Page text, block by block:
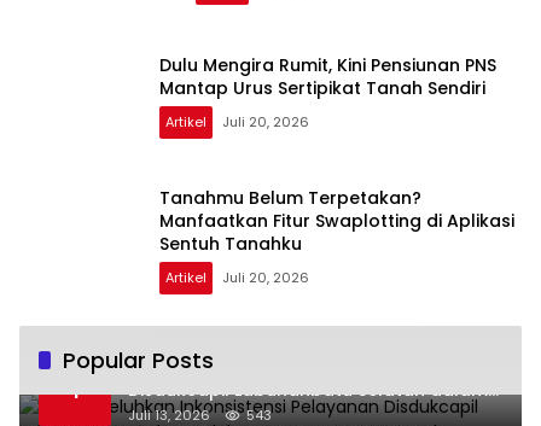
Dulu Mengira Rumit, Kini Pensiunan PNS
Mantap Urus Sertipikat Tanah Sendiri
Artikel Juli 20, 2026
Tanahmu Belum Terpetakan?
Manfaatkan Fitur Swaplotting di Aplikasi
Sentuh Tanahku
Artikel Juli 20, 2026
Popular Posts
1
Warga Keluhkan Inkonsistensi Pelayanan
Disdukcapil Labuhanbatu Selatan dalam
Pengurusan KK Rusak
Juli 13, 2026 543